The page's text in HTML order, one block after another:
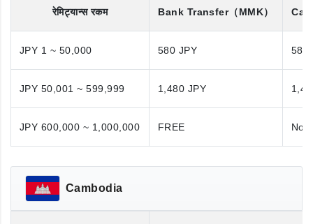
रेमिट्यान्स रकम Bank Transfer（MMK）
JPY 1 ~ 50,000 580 JPY 580
JPY 50,001 ~ 599,999 1,480 JPY
JPY 600,000 ~ 1,000,000 FREE Not
Cambodia